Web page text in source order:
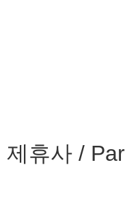
제휴사 /